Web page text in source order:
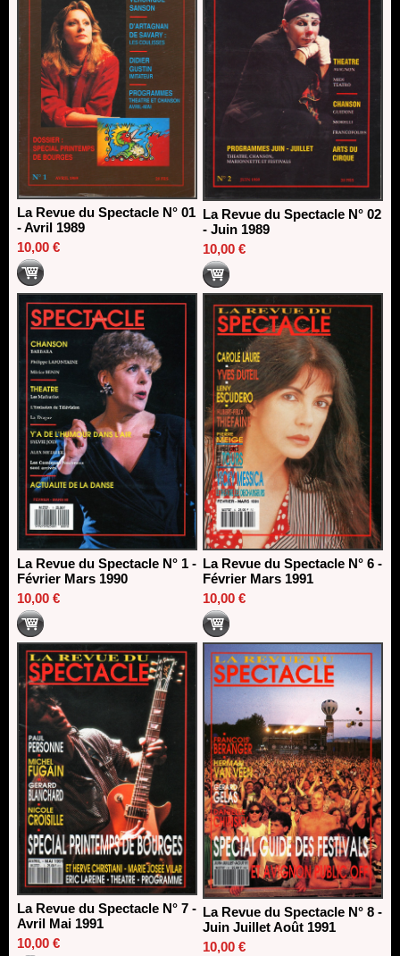
La Revue du Spectacle N° 01
- Avril 1989
10,00 €
La Revue du Spectacle N° 02
- Juin 1989
10,00 €
La Revue du Spectacle N° 1 -
Février Mars 1990
10,00 €
La Revue du Spectacle N° 6 -
Février Mars 1991
10,00 €
La Revue du Spectacle N° 7 -
Avril Mai 1991
10,00 €
La Revue du Spectacle N° 8 -
Juin Juillet Août 1991
10,00 €